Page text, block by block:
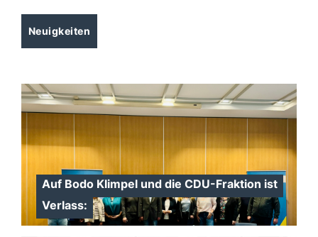
Neuigkeiten
Auf Bodo Klimpel und die CDU-Fraktion ist
Verlass: